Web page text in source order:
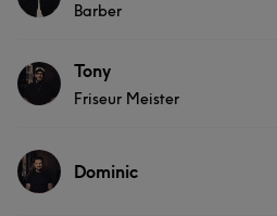
Barber
Services
Haarentfernung
Tony
Friseur Meister
Services
Dominic